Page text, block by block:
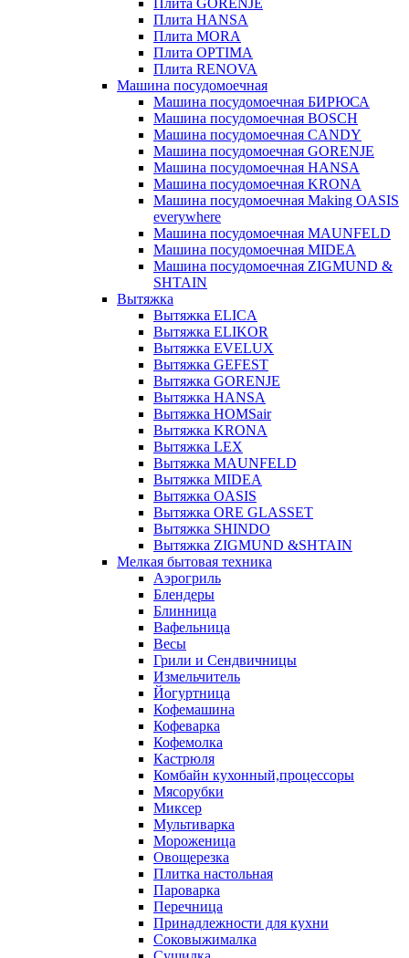
Плита GORENJE
Плита HANSA
Плита MORA
Плита OPTIMA
Плита RENOVA
Машина посудомоечная
Машина посудомоечная БИРЮСА
Машина посудомоечная BOSCH
Машина посудомоечная CANDY
Машина посудомоечная GORENJE
Машина посудомоечная HANSA
Машина посудомоечная KRONA
Машина посудомоечная Making OASIS
everywhere
Машина посудомоечная MAUNFELD
Машина посудомоечная MIDEA
Машина посудомоечная ZIGMUND &
SHTAIN
Вытяжка
Вытяжка ELICA
Вытяжка ELIKOR
Вытяжка EVELUX
Вытяжка GEFEST
Вытяжка GORENJE
Вытяжка HANSA
Вытяжка HOMSair
Вытяжка KRONA
Вытяжка LEX
Вытяжка MAUNFELD
Вытяжка MIDEA
Вытяжка OASIS
Вытяжка ORE GLASSET
Вытяжка SHINDO
Вытяжка ZIGMUND &SHTAIN
Мелкая бытовая техника
Аэрогриль
Блендеры
Блинница
Вафельница
Весы
Грили и Сендвичницы
Измельчитель
Йогуртница
Кофемашина
Кофеварка
Кофемолка
Кастрюля
Комбайн кухонный,процессоры
Мясорубки
Миксер
Мультиварка
Мороженица
Овощерезка
Плитка настольная
Пароварка
Перечница
Принадлежности для кухни
Соковыжималка